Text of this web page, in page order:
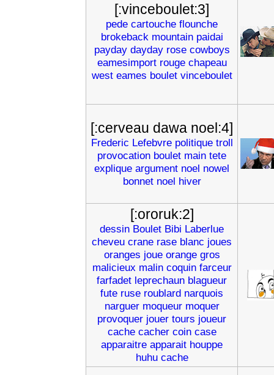
[:vinceboulet:3]
pede cartouche flounche
brokeback mountain paidai
payday dayday rose cowboys
eamesimport rouge chapeau
west eames boulet vinceboulet
[:cerveau dawa noel:4]
Frederic Lefebvre politique troll
provocation boulet main tete
explique argument noel nowel
bonnet noel hiver
[:ororuk:2]
dessin Boulet Bibi Laberlue
cheveu crane rase blanc joues
oranges joue orange gros
malicieux malin coquin farceur
farfadet leprechaun blagueur
fute ruse roublard narquois
narguer moqueur moquer
provoquer jouer tours joueur
cache cacher coin case
apparaitre apparait houppe
huhu cache